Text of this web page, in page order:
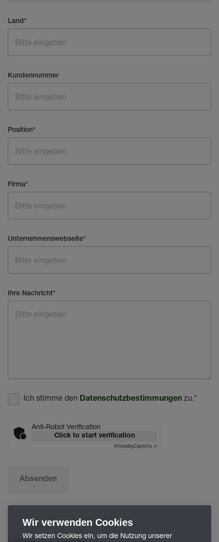
Land*
Kundennummer
Position*
Firma*
Unternehmenswebseite*
Ihre Nachricht*
Ich stimme den Datenschutzbestimmungen zu.*
Anti-Robot Verification
Click to start verification
FriendlyCaptcha ⇗
Absenden
Wir verwenden Cookies
Wir setzen Cookies ein, um die Nutzung unserer